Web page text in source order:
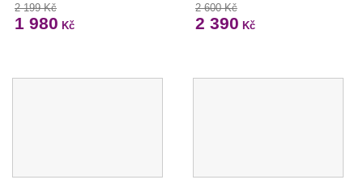
2 199 Kč
1 980 Kč
2 600 Kč
2 390 Kč